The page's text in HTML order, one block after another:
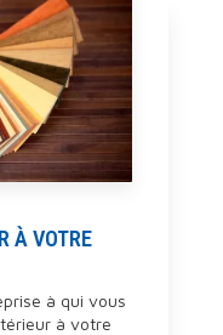
À VOTRE
à qui vous
à votre